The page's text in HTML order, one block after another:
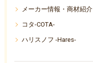
メーカー情報・商材紹介
コタ-COTA-
ハリスノフ -Hares-